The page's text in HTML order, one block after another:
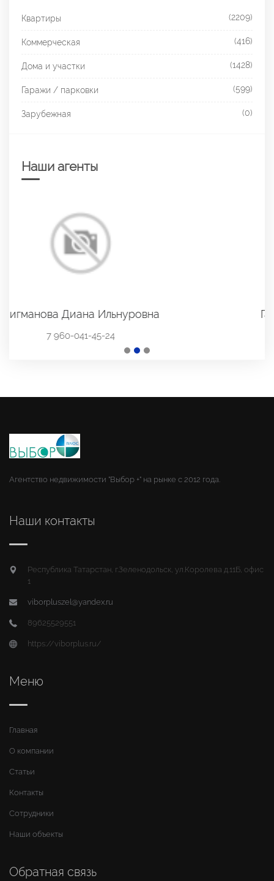
Квартиры (2209)
Коммерческая (416)
Дома и участки (1428)
Гаражи / парковки (599)
Зарубежная (0)
Наши агенты
Галиева Эльвира Робертовна
7 917-225-65-18
Агентство недвижимости "Выбор +" на рынке с 2012 года.
Наши контакты
Республика Татарстан, г.Зеленодольск, ул.Королева д.11Б, офис
1
viborpluszel@yandex.ru
89625529551
https://viborplus.ru/
Меню
Главная
О компании
Статьи
Контакты
Сотрудники
Наши объекты
Обратная связь